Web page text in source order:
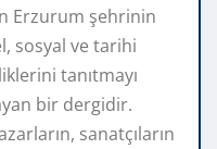
Erzurum şehrinin
sosyal ve tarihi
tanıtmayı
bir dergidir.
sanatçıların